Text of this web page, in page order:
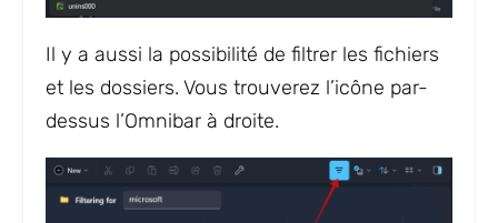
Il y a aussi la possibilité de filtrer les fichiers
et les dossiers. Vous trouverez l’icône par-
dessus l’Omnibar à droite.